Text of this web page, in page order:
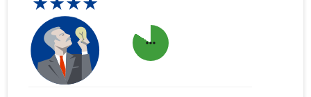
more_horiz